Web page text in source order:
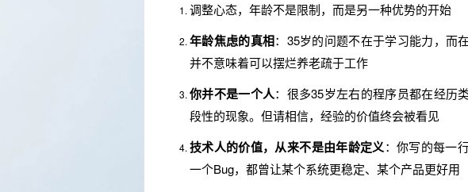
调整心态，年龄不是限制，而是另一种优势的开始
年龄焦虑的真相：35岁的问题不在于学习能力，而
并不意味着可以摆烂养老疏于工作
你并不是一个人：很多35岁左右的程序员都在经历
段性的现象。但请相信，经验的价值终会被看见
技术人的价值，从来不是由年龄定义：你写的每一
一个Bug，都曾让某个系统更稳定、某个产品更好用